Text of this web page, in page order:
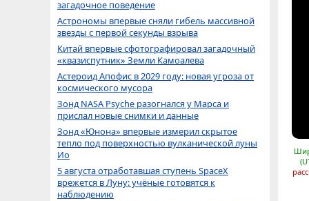
загадочное поведение
Астрономы впервые сняли гибель массивной
звезды с первой секунды взрыва
Китай впервые сфотографировал загадочный
«квазиспутник» Земли Камоалева
Астероид Апофис в 2029 году: новая угроза от
космического мусора
Зонд NASA Psyche разогнался у Марса и
прислал новые снимки и данные
Зонд «Юнона» впервые измерил скрытое
тепло под поверхностью вулканической луны
Ио
5 августа отработавшая ступень SpaceX
врежется в Луну: учёные готовятся к
наблюдению